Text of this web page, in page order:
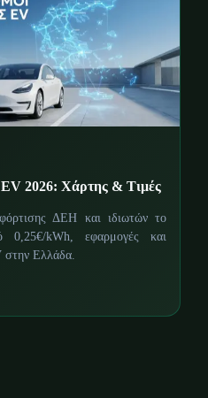
2026: Χάρτης & Τιμές
ΔΕΗ και ιδιωτών το
0,25€/kWh, εφαρμογές και
στην Ελλάδα.